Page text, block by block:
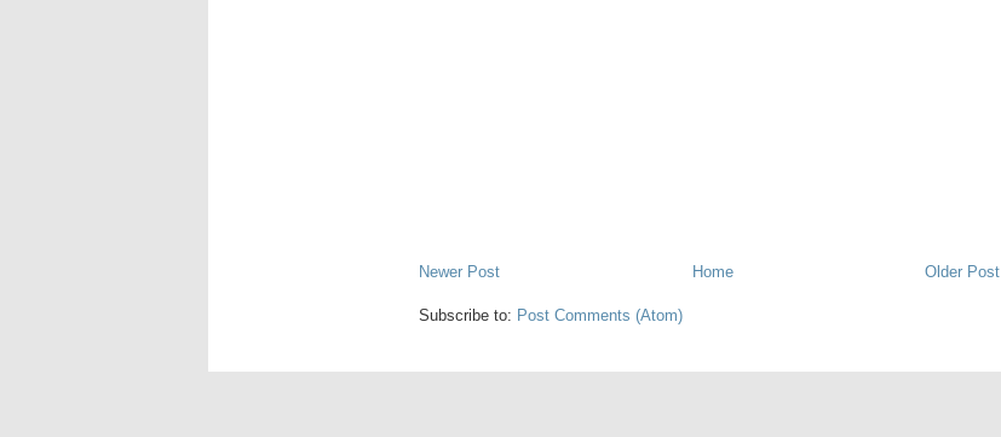
Newer Post Older Post
Home
Subscribe to: Post Comments (Atom)